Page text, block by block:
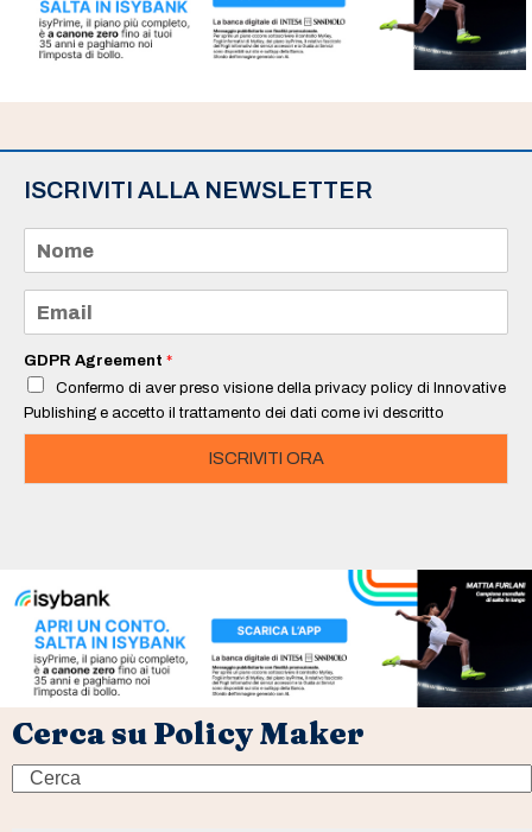
ISCRIVITI ALLA NEWSLETTER
m
e
a
i
*
GDPR Agreement *
Confermo di aver preso visione della privacy policy di Innovative
Publishing e accetto il trattamento dei dati come ivi descritto
ISCRIVITI ORA
Cerca su Policy Maker
Search